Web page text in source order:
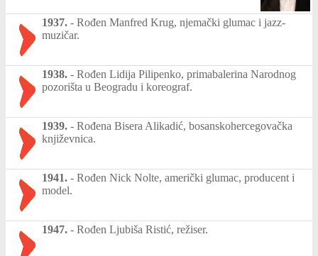
1937. - Rođen Manfred Krug, njemački glumac i jazz-
muzičar.
1938. - Rođen Lidija Pilipenko, primabalerina Narodnog
pozorišta u Beogradu i koreograf.
1939. - Rođena Bisera Alikadić, bosanskohercegovačka
književnica.
1941. - Rođen Nick Nolte, američki glumac, producent i
model.
1947. - Rođen Ljubiša Ristić, režiser.